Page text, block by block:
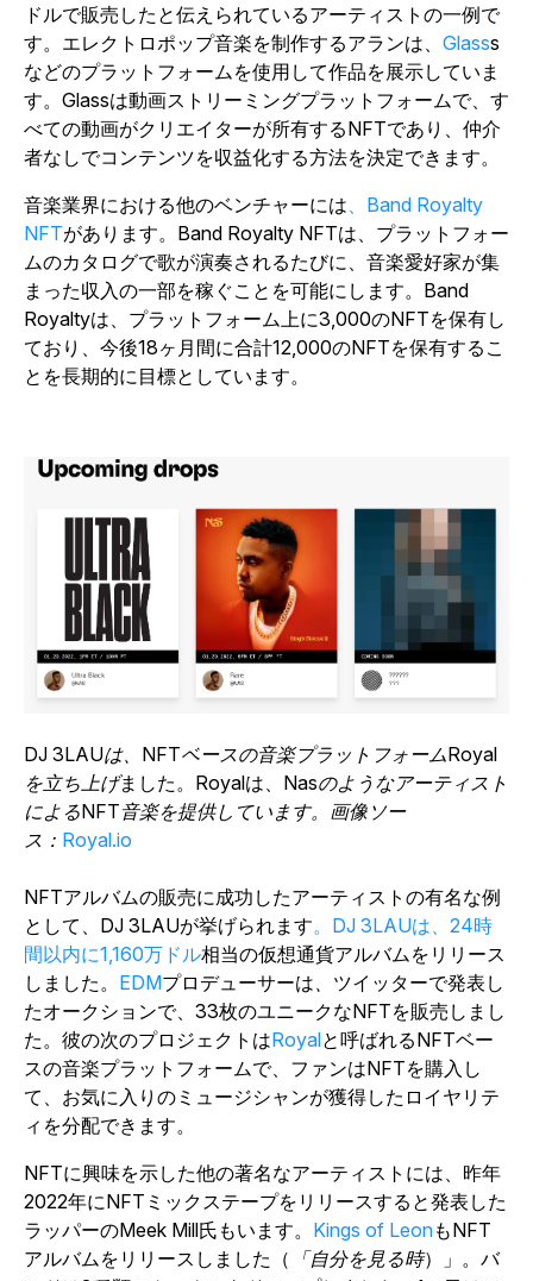
ドルで販売したと伝えられているアーティストの一例で
す。エレクトロポップ音楽を制作するアランは、 Glasss
などのプラットフォームを使用して作品を展示していま
す。Glassは動画ストリーミングプラットフォームで、す
べての動画がクリエイターが所有するNFTであり、仲介
者なしでコンテンツを収益化する方法を決定できます。
音楽業界における他のベンチャーには 、Band Royalty
NFTがあります。Band Royalty NFTは、プラットフォー
ムのカタログで歌が演奏されるたびに、音楽愛好家が集
まった収入の一部を稼ぐことを可能にします。Band
Royaltyは、プラットフォーム上に3,000のNFTを保有し
ており、今後18ヶ月間に合計12,000のNFTを保有するこ
とを長期的に目標としています。
DJ 3LAUは、NFTベースの音楽プラットフォームRoyal
を立ち上げました。Royalは、 Nasのようなアーティスト
によるNFT音楽を提供しています。 画像ソー
ス： Royal.io
NFTアルバムの販売に成功したアーティストの有名な例
として、DJ 3LAUが挙げられます。DJ 3LAUは、24時
間以内に1,160万ドル相当の仮想通貨アルバムをリリース
しました。 EDMプロデューサーは、 ツイッターで発表し
たオークションで、33枚のユニークなNFTを販売しまし
た。彼の次のプロジェクトはRoyalと呼ばれるNFTベー
スの音楽プラットフォームで、ファンはNFTを購入し
て、お気に入りのミュージシャンが獲得したロイヤリテ
ィを分配できます。
NFTに興味を示した他の著名なアーティストには、昨年
2022年にNFTミックステープをリリースすると発表した
ラッパーのMeek Mill氏もいます。 Kings of LeonもNFT
アルバムをリリースしました（ 「自分を見る時）」。バ